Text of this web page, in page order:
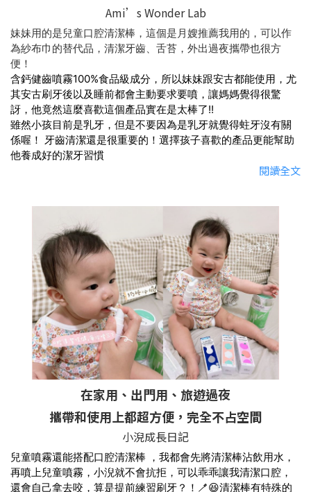
Ami’s Wonder Lab
妹妹用的是兒童口腔清潔棒，這個是月嫂推薦我用的，可以作
為紗布巾的替代品，清潔牙齒、舌苔，外出過夜攜帶也很方
便！
含鈣健齒噴霧100%食品級成分，所以妹妹跟安古都能使用，尤
其安古刷牙後以及睡前都會主動要求要噴，讓媽媽覺得很驚
訝，他竟然這麼喜歡這個產品實在是太棒了!!
雖然小孩目前是乳牙，但是不要因為是乳牙就覺得蛀牙沒有關
係喔！ 牙齒清潔還是很重要的！選擇孩子喜歡的產品更能幫助
他養成好的潔牙習慣
閱讀全文
在家用、出門用、旅遊過夜
攜帶和使用上都超方便，完全不占空間
小淣成長日記
兒童噴霧還能搭配口腔清潔棒 ，我都會先將清潔棒沾飲用水，
再噴上兒童噴霧，小淣就不會抗拒，可以乖乖讓我清潔口腔，
還會自己拿去咬，算是提前練習刷牙？！🪥😆清潔棒有特殊的